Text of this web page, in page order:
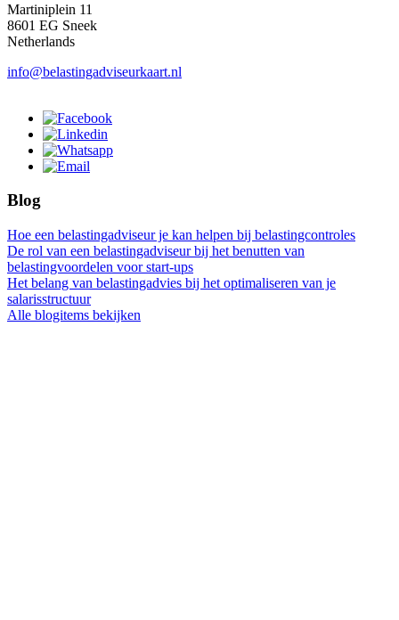
Martiniplein 11
8601 EG Sneek
Netherlands
info@belastingadviseurkaart.nl
Blog
Hoe een belastingadviseur je kan helpen bij belastingcontroles
De rol van een belastingadviseur bij het benutten van
belastingvoordelen voor start-ups
Het belang van belastingadvies bij het optimaliseren van je
salarisstructuur
Alle blogitems bekijken